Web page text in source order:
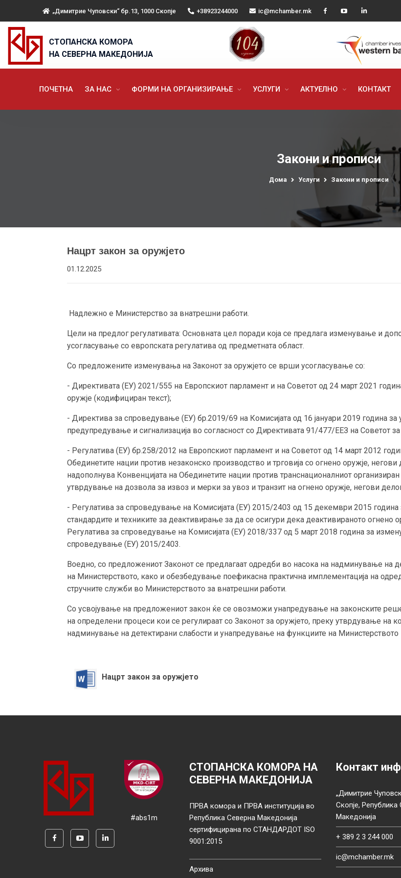
„Димитрие Чуповски“ бр.13, 1000 Скопје +38923244000 ic@mchamber.mk
СТОПАНСКА КОМОРА
НА СЕВЕРНА МАКЕДОНИЈА
ПОЧЕТНА ЗА НАС ФОРМИ НА ОРГАНИЗИРАЊЕ УСЛУГИ АКТУЕЛНО КОНТАКТ
Закони и прописи
Дома Услуги Закони и прописи
Нацрт закон за оружјето
01.12.2025
Надлежно е Министерство за внатрешни работи.
Цели на предлог регулативата: Основната цел поради која се предлага изменување и
усогласување со европската регулатива од предметната област.
Со предложените изменувања на Законот за оружјето се врши усогласување со:
- Директивата (ЕУ) 2021/555 на Европскиот парламент и на Советот од 24 март 2021
оружје (кодифициран текст);
- Директива за спроведување (ЕУ) бр.2019/69 на Комисијата од 16 јануари 2019 година
предупредување и сигнализација во согласност со Директивата 91/477/ЕЕЗ на Советот
- Регулатива (ЕУ) бр.258/2012 на Европскиот парламент и на Советот од 14 март 2012
Обединетите нации против незаконско производство и трговија со огнено оружје,
надополнува Конвенцијата на Обединетите нации против транснационалниот
утврдување на дозвола за извоз и мерки за увоз и транзит на огнено оружје, негови
- Регулатива за спроведување на Комисијата (ЕУ) 2015/2403 од 15 декември 2015
стандардите и техниките за деактивирање за да се осигури дека деактивираното огнено
Регулатива за спроведување на Комисијата (ЕУ) 2018/337 од 5 март 2018 година за
спроведување (ЕУ) 2015/2403.
Воедно, со предложениот Законот се предлагаат одредби во насока на надминување на
на Министерството, како и обезбедување поефикасна практична имплементација на
стручните служби во Министерството за внатрешни работи.
Со усвојување на предложениот закон ќе се овозможи унапредување на законските
на определени процеси кои се регулираат со Законот за оружјето, преку утврдување на
надминување на детектирани слабости и унапредување на функциите на Министерството
Нацрт закон за оружјето
#abs1m
СТОПАНСКА КОМОРА НА
СЕВЕРНА МАКЕДОНИЈА
ПРВА комора и ПРВА институција во
Република Северна Македонија
сертифицирана по СТАНДАРДОТ ISO
9001:2015
Архива
Контакт
„Димитрие
Скопје, Република
Македонија
+ 389 2 3 244 000
ic@mchamber.mk